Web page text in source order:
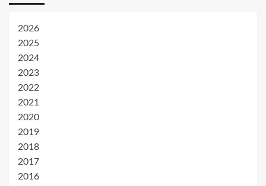
2026
2025
2024
2023
2022
2021
2020
2019
2018
2017
2016